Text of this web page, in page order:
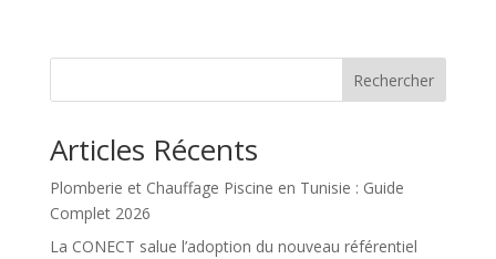
Rechercher
Articles Récents
Plomberie et Chauffage Piscine en Tunisie : Guide
Complet 2026
La CONECT salue l’adoption du nouveau référentiel